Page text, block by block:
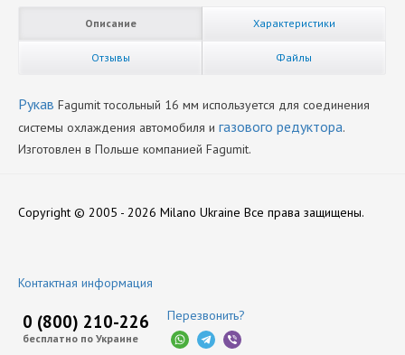
Описание Характеристики
Отзывы Файлы
Рукав Fagumit тосольный 16 мм используется для соединения
системы охлаждения автомобиля и газового редуктора.
Изготовлен в Польше компанией Fagumit.
Производитель
Copyright © 2005 - 2026 Milano Ukraine Все права защищены.
Контактная информация
0 (800) 210-226
бесплатно по Украине
Перезвонить?